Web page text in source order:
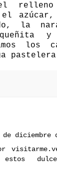
relleno
el
la
los
de diciembre